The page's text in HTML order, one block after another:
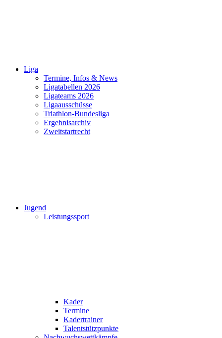
Liga
Termine, Infos & News
Ligatabellen 2026
Ligateams 2026
Ligaausschüsse
Triathlon-Bundesliga
Ergebnisarchiv
Zweitstartrecht
Jugend
Leistungssport
Kader
Termine
Kadertrainer
Talentstützpunkte